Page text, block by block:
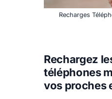
Recharges
Rechargez
téléphones
vos proches